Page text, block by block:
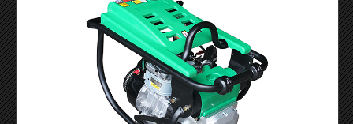
服务与支持